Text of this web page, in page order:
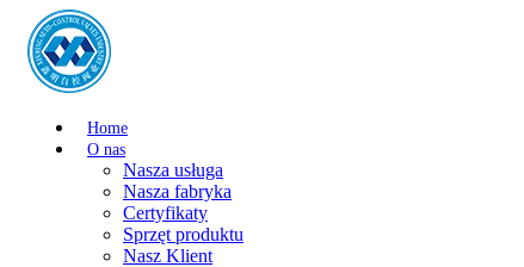
Home
O nas
Nasza usługa
Nasza fabryka
Certyfikaty
Sprzęt produktu
Nasz Klient